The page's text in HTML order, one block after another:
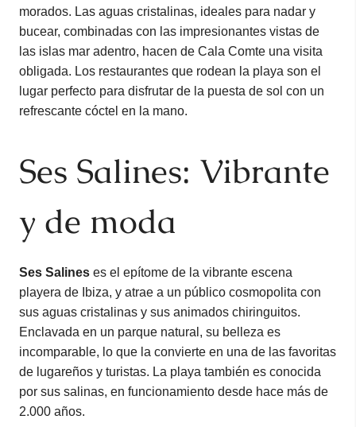
morados. Las aguas cristalinas, ideales para nadar y
bucear, combinadas con las impresionantes vistas de
las islas mar adentro, hacen de Cala Comte una visita
obligada. Los restaurantes que rodean la playa son el
lugar perfecto para disfrutar de la puesta de sol con un
refrescante cóctel en la mano.
Ses Salines: Vibrante
y de moda
Ses Salines es el epítome de la vibrante escena
playera de Ibiza, y atrae a un público cosmopolita con
sus aguas cristalinas y sus animados chiringuitos.
Enclavada en un parque natural, su belleza es
incomparable, lo que la convierte en una de las favoritas
de lugareños y turistas. La playa también es conocida
por sus salinas, en funcionamiento desde hace más de
2.000 años.